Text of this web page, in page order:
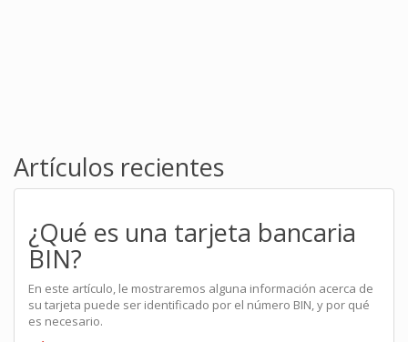
Artículos recientes
¿Qué es una tarjeta bancaria
BIN?
En este artículo, le mostraremos alguna información acerca de
su tarjeta puede ser identificado por el número BIN, y por qué
es necesario.